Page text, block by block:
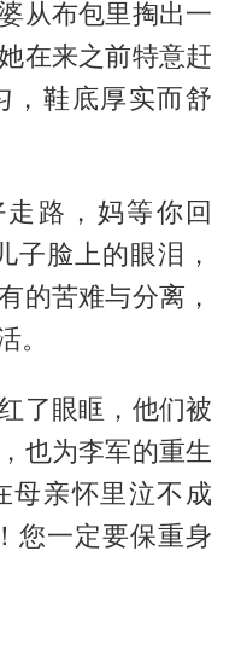
从布包里掏出一
在来之前特意赶
，鞋底厚实而舒
路，妈等你回
子脸上的眼泪，
的苦难与分离，
。
了眼眶，他们被
也为李军的重生
母亲怀里泣不成
您一定要保重身